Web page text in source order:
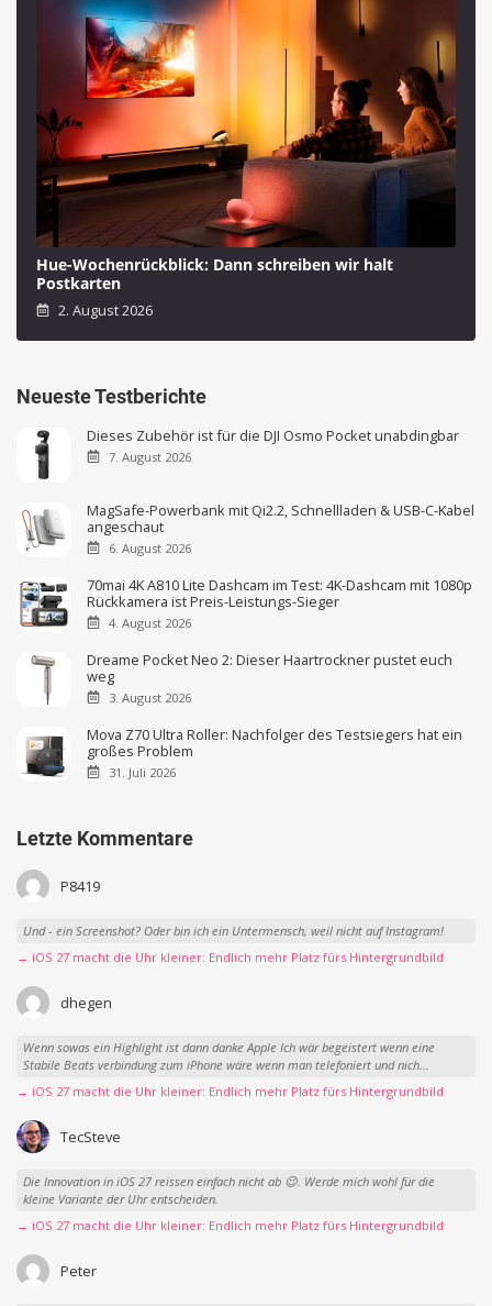
Hue-Wochenrückblick: Dann schreiben wir halt
Postkarten
2. August 2026
Neueste Testberichte
Dieses Zubehör ist für die DJI Osmo Pocket unabdingbar
7. August 2026
MagSafe-Powerbank mit Qi2.2, Schnellladen & USB-C-Kabel
angeschaut
6. August 2026
70mai 4K A810 Lite Dashcam im Test: 4K-Dashcam mit 1080p
Rückkamera ist Preis-Leistungs-Sieger
4. August 2026
Dreame Pocket Neo 2: Dieser Haartrockner pustet euch
weg
3. August 2026
Mova Z70 Ultra Roller: Nachfolger des Testsiegers hat ein
großes Problem
31. Juli 2026
Letzte Kommentare
P8419
Und - ein Screenshot? Oder bin ich ein Untermensch, weil nicht auf Instagram!
→ iOS 27 macht die Uhr kleiner: Endlich mehr Platz fürs Hintergrundbild
dhegen
Wenn sowas ein Highlight ist dann danke Apple Ich wär begeistert wenn eine
Stabile Beats verbindung zum iPhone wäre wenn man telefoniert und nich...
→ iOS 27 macht die Uhr kleiner: Endlich mehr Platz fürs Hintergrundbild
TecSteve
Die Innovation in iOS 27 reissen einfach nicht ab 😉. Werde mich wohl für die
kleine Variante der Uhr entscheiden.
→ iOS 27 macht die Uhr kleiner: Endlich mehr Platz fürs Hintergrundbild
Peter